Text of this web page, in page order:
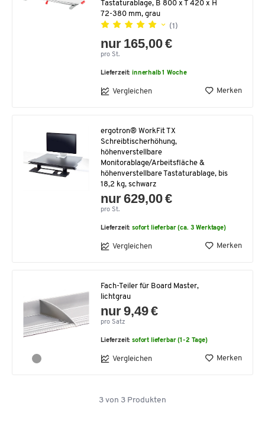
Tastaturablage, B 800 x T 420 x H
72-380 mm, grau
(1)
nur 165,00 €
pro St.
Lieferzeit:innerhalb 1 Woche
Vergleichen Merken
ergotron® WorkFit TX
Schreibtischerhöhung,
höhenverstellbare
Monitorablage/Arbeitsfläche &
höhenverstellbare Tastaturablage, bis
18,2 kg, schwarz
nur 629,00 €
pro St.
Lieferzeit:sofort lieferbar (ca. 3 Werktage)
Vergleichen Merken
Fach-Teiler für Board Master,
lichtgrau
nur 9,49 €
pro Satz
Lieferzeit:sofort lieferbar (1-2 Tage)
Vergleichen Merken
3 von 3 Produkten